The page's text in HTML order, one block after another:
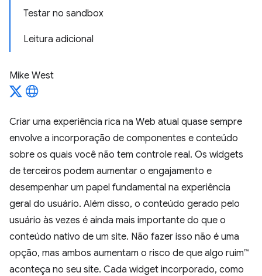
Testar no sandbox
Leitura adicional
Mike West
Criar uma experiência rica na Web atual quase sempre
envolve a incorporação de componentes e conteúdo
sobre os quais você não tem controle real. Os widgets
de terceiros podem aumentar o engajamento e
desempenhar um papel fundamental na experiência
geral do usuário. Além disso, o conteúdo gerado pelo
usuário às vezes é ainda mais importante do que o
conteúdo nativo de um site. Não fazer isso não é uma
opção, mas ambos aumentam o risco de que algo ruim™
aconteça no seu site. Cada widget incorporado, como